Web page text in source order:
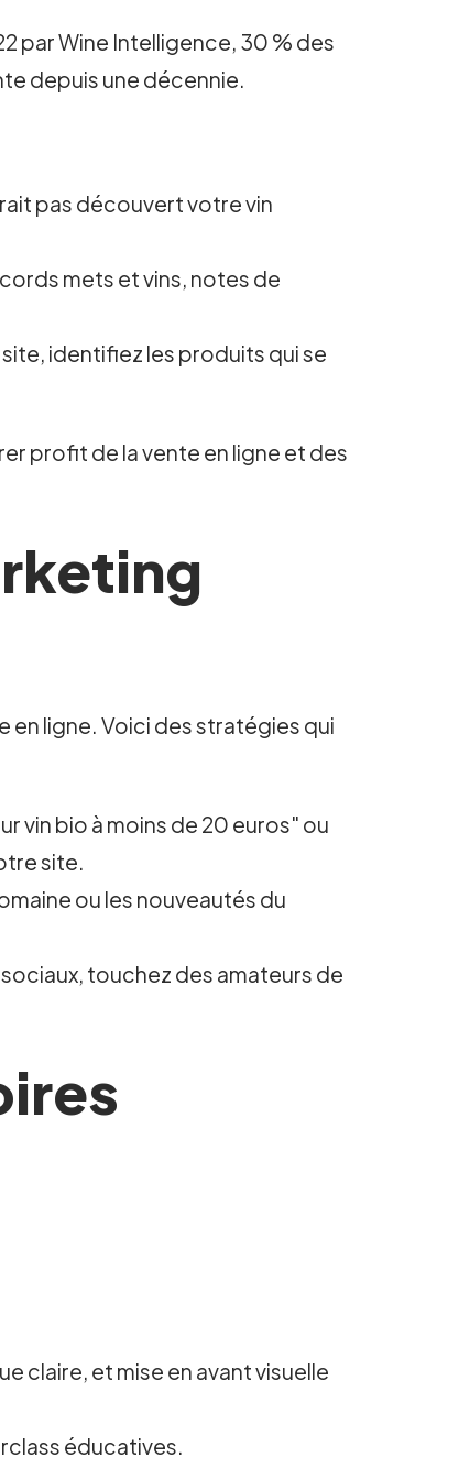
par Wine Intelligence, 30 % des
depuis une décennie.
pas découvert votre vin
mets et vins, notes de
identifiez les produits qui se
profit de la vente en ligne et des
en ligne. Voici des stratégies qui
vin bio à moins de 20 euros" ou
site.
ou les nouveautés du
touchez des amateurs de
claire, et mise en avant visuelle
éducatives.